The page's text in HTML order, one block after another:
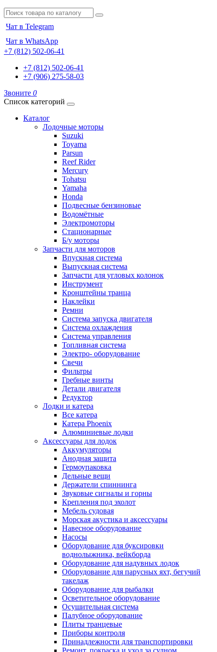
Чат в Telegram
Чат в WhatsApp
+7 (812) 502-06-41
+7 (812) 502-06-41
+7 (906) 275-58-03
Звоните 0
Список категорий
Каталог
Лодочные моторы
Suzuki
Toyama
Parsun
Reef Rider
Mercury
Tohatsu
Yamaha
Honda
Подвесные бензиновые
Водомётные
Электромоторы
Стационарные
Б/у моторы
Запчасти для моторов
Впускная система
Выпускная система
Запчасти для угловых колонок
Инструмент
Кронштейны транца
Наклейки
Ремни
Система запуска двигателя
Система охлаждения
Система управления
Топливная система
Электро- оборудование
Свечи
Фильтры
Гребные винты
Детали двигателя
Редуктор
Лодки и катера
Все катера
Катера Phoenix
Алюминиевые лодки
Аксессуары для лодок
Аккумуляторы
Анодная защита
Гермоупаковка
Дельные вещи
Держатели спиннинга
Звуковые сигналы и горны
Крепления под эхолот
Мебель судовая
Морская акустика и аксессуары
Навесное оборудование
Насосы
Оборудование для буксировки
воднолыжника, вейкборда
Оборудование для надувных лодок
Оборудование для парусных яхт, бегучий
такелаж
Оборудование для рыбалки
Осветительное оборудование
Осушительная система
Палубное оборудование
Плиты транцевые
Приборы контроля
Принадлежности для транспортировки
Ремонт, покраска и уход за судном